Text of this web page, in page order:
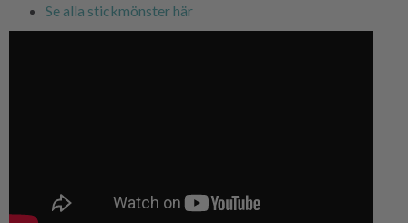
Se alla stickmönster här